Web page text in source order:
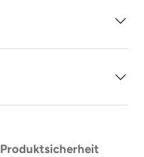
Produktsicherheit